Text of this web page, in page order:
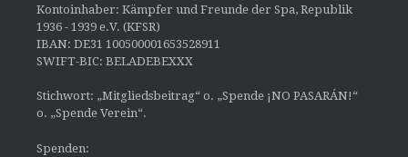
Kontoinhaber: Kämpfer und Freunde der Spa, Republik
1936 - 1939 e.V. (KFSR)
IBAN: DE31 100500001653528911
SWIFT-BIC: BELADEBEXXX
Stichwort: „Mitgliedsbeitrag“ o. „Spende ¡NO PASARÁN!“
o. „Spende Verein“.
Spenden: